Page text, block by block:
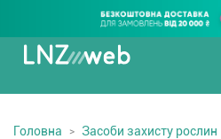
Головна Засоби захисту рослин